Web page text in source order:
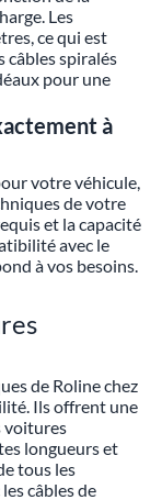
Les
ce qui est
câbles spiralés
pour une
à
votre véhicule,
de votre
et la capacité
avec le
à vos besoins.
de Roline chez
Ils offrent une
voitures
longueurs et
tous les
câbles de